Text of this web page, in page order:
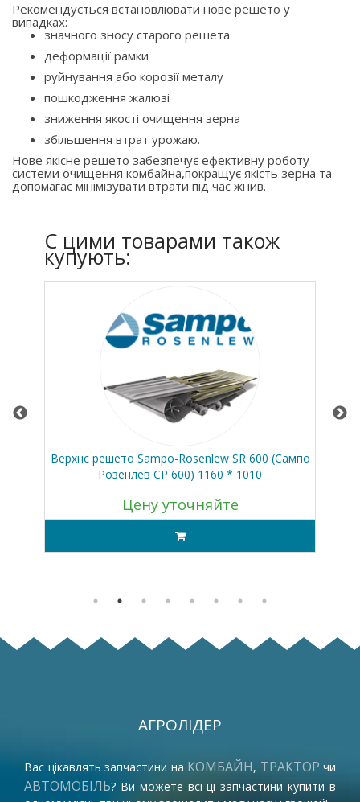
Рекомендується встановлювати нове решето у
випадках:
значного зносу старого решета
деформації рамки
руйнування або корозії металу
пошкодження жалюзі
зниження якості очищення зерна
збільшення втрат урожаю.
Нове якісне решето забезпечує ефективну роботу
системи очищення комбайна,покращує якість зерна та
допомагає мінімізувати втрати під час жнив.
C цими товарами також
купують:
Верхнє решето Sampo-Rosenlew SR 600 (Сампо
Розенлев СР 600) 1160 * 1010
Цену уточняйте
АГРОЛІДЕР
Вас цікавлять запчастини на КОМБАЙН, ТРАКТОР чи
АВТОМОБІЛЬ? Ви можете всі ці запчастини купити в